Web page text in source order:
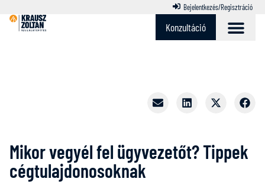
Bejelentkezés/Regisztráció
Konzultáció
Mikor vegyél fel ügyvezetőt? Tippek
cégtulajdonosoknak